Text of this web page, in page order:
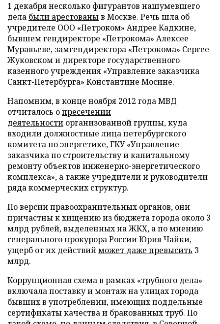
1 декабря несколько фигурантов нашумевшего
дела были арестованыв Москве. Речь шла об
учредителе ООО «Петроком» Андрее Кадкине,
бывшем гендиректоре «Петрокома» Алексее
Муравьеве, замгендиректора «Петрокома» Сергее
Жуковском и директоре государственного
казенного учреждения «Управление заказчика
Санкт-Петербурга» Константине Мосине.
Напомним, в конце ноября 2012 года МВД
отчиталось опресечении
деятельности организованной группы, куда
входили должностные лица петербургского
комитета по энергетике, ГКУ «Управление
заказчика по строительству и капитальному
ремонту объектов инженерно-энергетического
комплекса», а также учредители и руководители
ряда коммерческих структур.
По версии правоохранительных органов, они
причастны к хищению из бюджета города около 3
млрд рублей, выделенных на ЖКХ, а по мнению
генерального прокурора России Юрия Чайки,
ущерб от их действийможет даже превысить 3
млрд.
Коррупционная схема в рамках «трубного дела»
включала поставку и монтаж на улицах города
бывших в употреблении, имеющих поддельные
сертификаты качества и бракованных труб. По